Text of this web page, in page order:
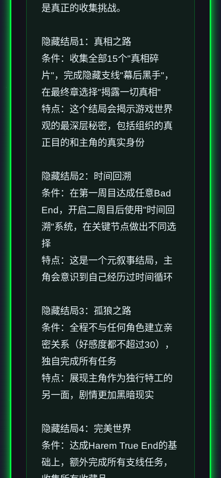
是真正的收集挑战。
隐藏结局1：真相之路
条件：收集全部15个"真相碎
片"，完成隐藏支线"幕后黑手"，
在最终章选择"揭露一切真相"
特点：这个结局会揭示游戏世界
观的最深层秘密，包括组织的真
正目的和主角的真实身份
隐藏结局2：时间回溯
条件：在第一周目达成任意Bad
End，开启二周目后使用"时间回
溯"系统，在关键节点做出不同选
择
特点：这是一个元叙事结局，主
角会意识到自己经历过时间循环
隐藏结局3：孤狼之路
条件：全程不与任何角色建立亲
密关系（好感度都不超过30），
独自完成所有任务
特点：展现主角作为独行特工的
另一面，剧情更加黑暗现实
隐藏结局4：完美世界
条件：达成Harem True End的基
础上，额外完成所有支线任务，